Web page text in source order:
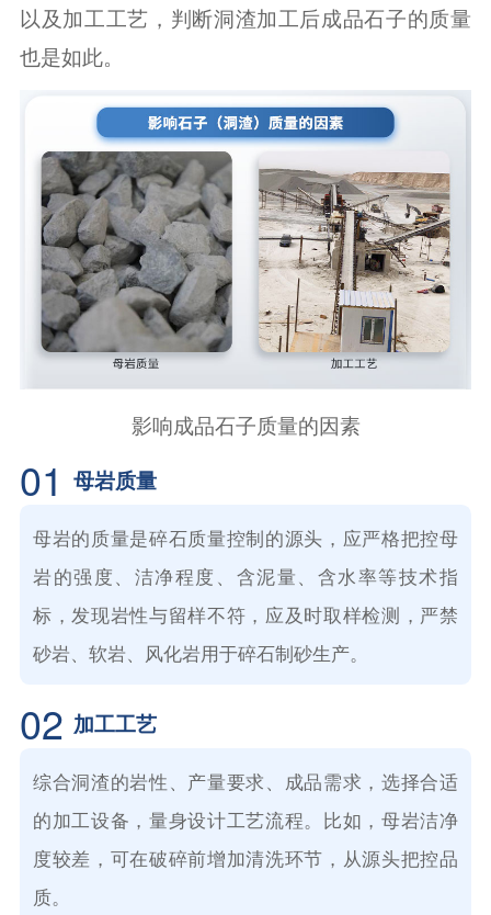
以及加工工艺，判断洞渣加工后成品石子的质量
也是如此。
影响成品石子质量的因素
01 母岩质量
母岩的质量是碎石质量控制的源头，应严格把控母
岩的强度、洁净程度、含泥量、含水率等技术指
标，发现岩性与留样不符，应及时取样检测，严禁
砂岩、软岩、风化岩用于碎石制砂生产。
02 加工工艺
综合洞渣的岩性、产量要求、成品需求，选择合适
的加工设备，量身设计工艺流程。比如，母岩洁净
度较差，可在破碎前增加清洗环节，从源头把控品
质。